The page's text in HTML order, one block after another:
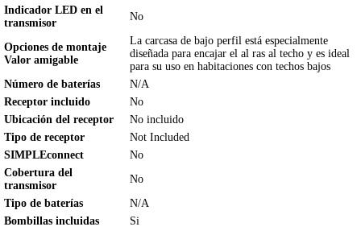
Indicador LED en el
transmisor
No
Opciones de montaje
Valor amigable
La carcasa de bajo perfil está especialmente
diseñada para encajar el al ras al techo y es ideal
para su uso en habitaciones con techos bajos
Número de baterías
N/A
Receptor incluido
No
Ubicación del receptor
No incluido
Tipo de receptor
Not Included
SIMPLEconnect
No
Cobertura del
transmisor
No
Tipo de baterías
N/A
Bombillas incluidas
Si